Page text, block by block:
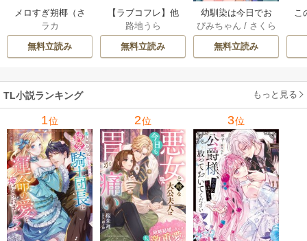
メロすぎ朔椰（さ
くや）くんは私を
沼にハメたがる。 1
2巻
ラカ
無料立読み
【ラブコフレ】他
の男に抱かれるく
らいなら －幼馴染
のこじらせ愛－ 8巻
路地うら
無料立読み
幼馴染は今日でお
しまい 関係激変。
仲良し男子が溺愛
彼氏になった夜 15
ぴみちゃん / さくら
蒼
無料立読み
こ
TL小説ランキング もっと見る
1位 2位 3位